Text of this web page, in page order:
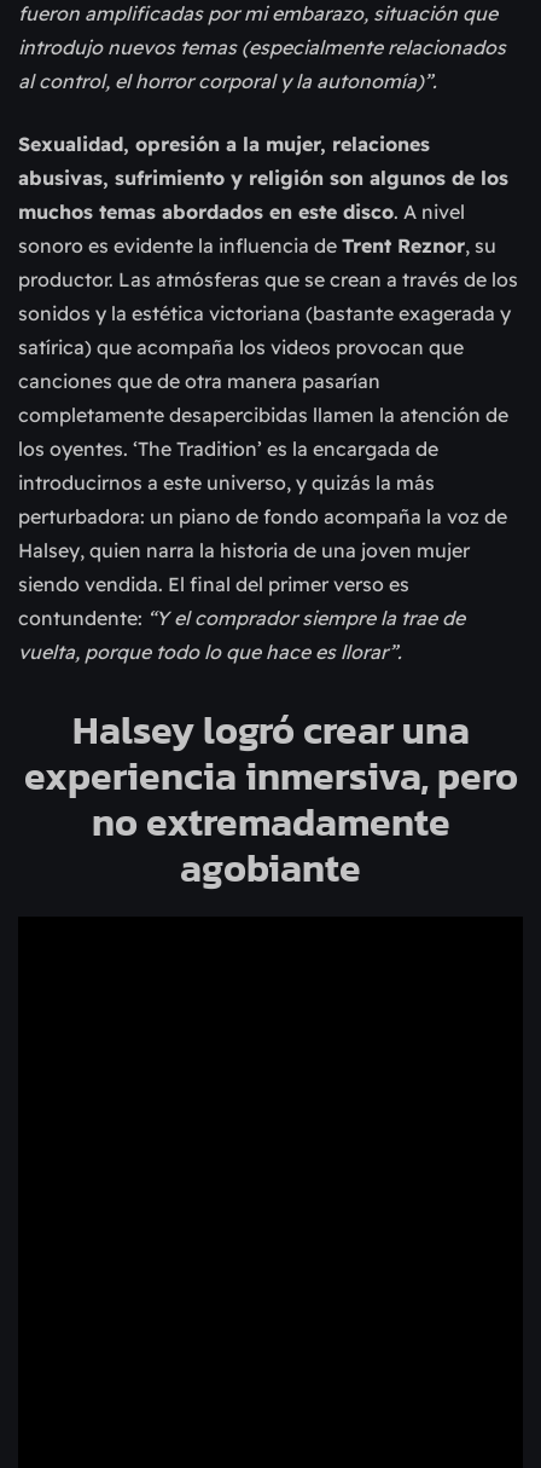
fueron amplificadas por mi embarazo, situación que
introdujo nuevos temas (especialmente relacionados
al control, el horror corporal y la autonomía)”.
Sexualidad, opresión a la mujer, relaciones
abusivas, sufrimiento y religión son algunos de los
muchos temas abordados en este disco. A nivel
sonoro es evidente la influencia de Trent Reznor, su
productor. Las atmósferas que se crean a través de los
sonidos y la estética victoriana (bastante exagerada y
satírica) que acompaña los videos provocan que
canciones que de otra manera pasarían
completamente desapercibidas llamen la atención de
los oyentes. ‘The Tradition’ es la encargada de
introducirnos a este universo, y quizás la más
perturbadora: un piano de fondo acompaña la voz de
Halsey, quien narra la historia de una joven mujer
siendo vendida. El final del primer verso es
contundente: “Y el comprador siempre la trae de
vuelta, porque todo lo que hace es llorar”.
Halsey logró crear una
experiencia inmersiva, pero
no extremadamente
agobiante